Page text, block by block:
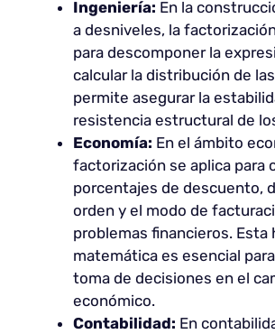
Ingeniería: En la
a desniveles, la
para descomponer la
calcular la distribución de
permite asegurar la
resistencia estructural de
Economía: En el ámbito
factorización se aplica para
porcentajes de descuento,
orden y el modo de
problemas financieros. Esta
matemática es esencial
toma de decisiones en el
económico.
Contabilidad: En